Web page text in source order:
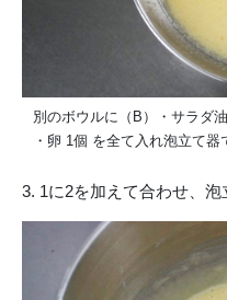
別のボウルに（B）・サラダ
・卵 1個 を全て入れ泡立て器
3. 1に2を加えて合わせ、泡